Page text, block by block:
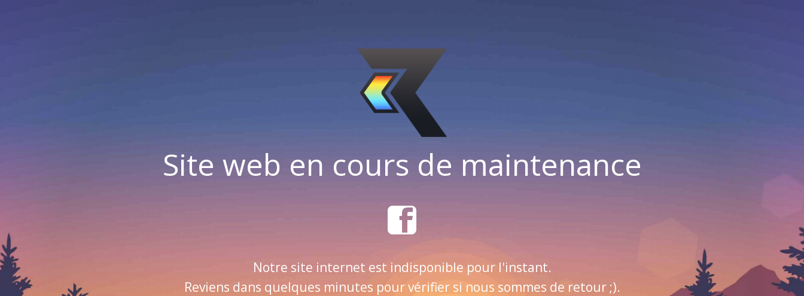
Site web en cours de maintenance
Notre site internet est indisponible pour l'instant.
Reviens dans quelques minutes pour vérifier si nous sommes de retour ;).